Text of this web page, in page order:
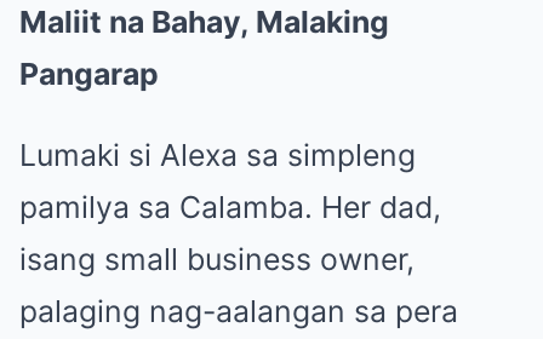
Maliit na Bahay, Malaking
Pangarap
Lumaki si Alexa sa simpleng
pamilya sa Calamba. Her dad,
isang small business owner,
palaging nag-aalangan sa pera